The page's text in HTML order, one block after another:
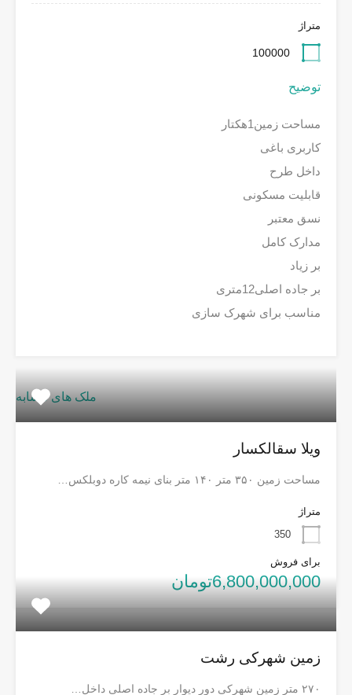
متراژ
100000
توضیح
مساحت زمین1هکتار
کاربری باغی
داخل طرح
قابلیت مسکونی
نسق معتبر
مدارک کامل
بر زیاد
بر جاده اصلی12متری
مناسب برای شهرک سازی
ملک های مشابه
ویلا سقالکسار
مساحت زمین ۳۵۰ متر ۱۴۰ متر بنای نیمه کاره دوبلکس…
متراژ
350
برای فروش
6,800,000,000تومان
زمین شهرکی رشت
۲۷۰ متر زمین شهرکی دور دیوار بر جاده اصلی داخل…